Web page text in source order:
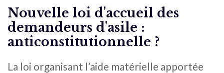
Nouvelle loi d'accueil des
demandeurs d'asile :
anticonstitutionnelle ?
La loi organisant l’aide matérielle apportée